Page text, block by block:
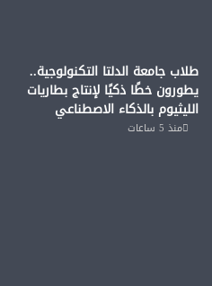
طلاب جامعة الدلتا التكنولوجية..
يطورون خطًا ذكيًا لإنتاج بطاريات
الليثيوم بالذكاء الاصطناعي
منذ 5 ساعات